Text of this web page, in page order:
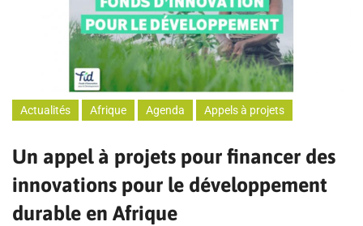
Actualités Afrique Agenda Appels à projets
Un appel à projets pour financer des
innovations pour le développement
durable en Afrique